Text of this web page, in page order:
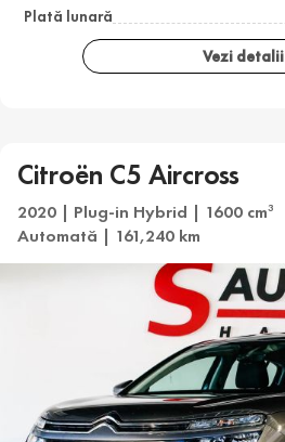
Plată lunară
Vezi detalii
Citroën C5 Aircross
2020 | Plug-in Hybrid | 1600 cm3
Automată | 161,240 km